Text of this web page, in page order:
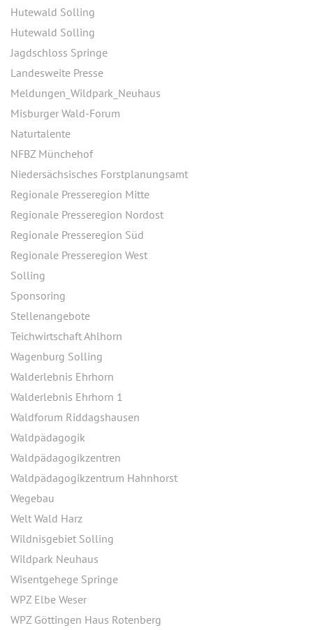
Hutewald Solling
Hutewald Solling
Jagdschloss Springe
Landesweite Presse
Meldungen_Wildpark_Neuhaus
Misburger Wald-Forum
Naturtalente
NFBZ Münchehof
Niedersächsisches Forstplanungsamt
Regionale Presseregion Mitte
Regionale Presseregion Nordost
Regionale Presseregion Süd
Regionale Presseregion West
Solling
Sponsoring
Stellenangebote
Teichwirtschaft Ahlhorn
Wagenburg Solling
Walderlebnis Ehrhorn
Walderlebnis Ehrhorn 1
Waldforum Riddagshausen
Waldpädagogik
Waldpädagogikzentren
Waldpädagogikzentrum Hahnhorst
Wegebau
Welt Wald Harz
Wildnisgebiet Solling
Wildpark Neuhaus
Wisentgehege Springe
WPZ Elbe Weser
WPZ Göttingen Haus Rotenberg